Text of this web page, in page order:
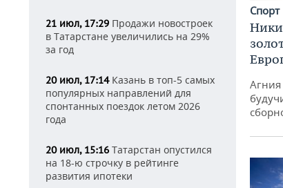
21 июл, 17:29 Продажи новостроек
в Татарстане увеличились на 29%
за год
20 июл, 17:14Казань в топ-5 самых
популярных направлений для
спонтанных поездок летом 2026
года
20 июл, 15:16 Татарстан опустился
на 18-ю строчку в рейтинге
развития ипотеки
Спорт
Агния